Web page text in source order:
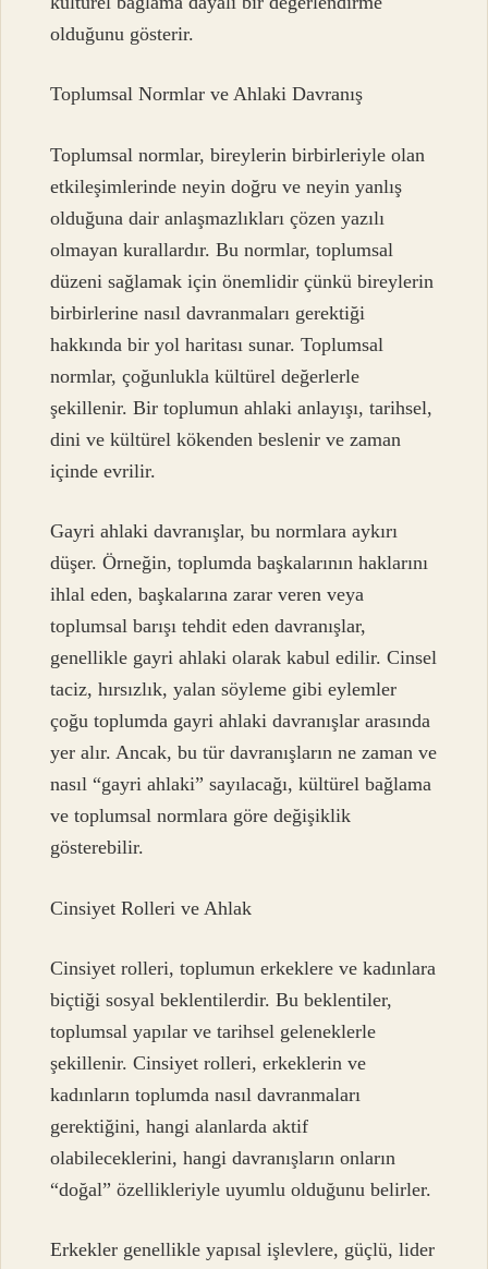
olduğunu gösterir.
Toplumsal Normlar ve Ahlaki Davranış
Toplumsal normlar, bireylerin birbirleriyle olan
etkileşimlerinde neyin doğru ve neyin yanlış
olduğuna dair anlaşmazlıkları çözen yazılı
olmayan kurallardır. Bu normlar, toplumsal
düzeni sağlamak için önemlidir çünkü bireylerin
birbirlerine nasıl davranmaları gerektiği
hakkında bir yol haritası sunar. Toplumsal
normlar, çoğunlukla kültürel değerlerle
şekillenir. Bir toplumun ahlaki anlayışı, tarihsel,
dini ve kültürel kökenden beslenir ve zaman
içinde evrilir.
Gayri ahlaki davranışlar, bu normlara aykırı
düşer. Örneğin, toplumda başkalarının haklarını
ihlal eden, başkalarına zarar veren veya
toplumsal barışı tehdit eden davranışlar,
genellikle gayri ahlaki olarak kabul edilir. Cinsel
taciz, hırsızlık, yalan söyleme gibi eylemler
çoğu toplumda gayri ahlaki davranışlar arasında
yer alır. Ancak, bu tür davranışların ne zaman ve
nasıl “gayri ahlaki” sayılacağı, kültürel bağlama
ve toplumsal normlara göre değişiklik
gösterebilir.
Cinsiyet Rolleri ve Ahlak
Cinsiyet rolleri, toplumun erkeklere ve kadınlara
biçtiği sosyal beklentilerdir. Bu beklentiler,
toplumsal yapılar ve tarihsel geleneklerle
şekillenir. Cinsiyet rolleri, erkeklerin ve
kadınların toplumda nasıl davranmaları
gerektiğini, hangi alanlarda aktif
olabileceklerini, hangi davranışların onların
“doğal” özellikleriyle uyumlu olduğunu belirler.
Erkekler genellikle yapısal işlevlere, güçlü, lider